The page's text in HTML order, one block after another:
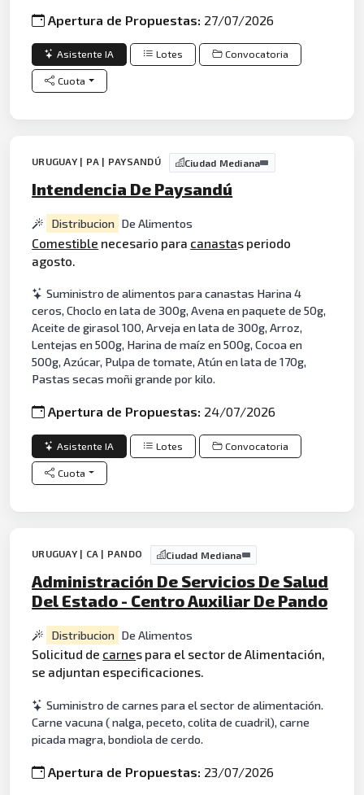
Apertura de Propuestas: 27/07/2026
Asistente IA Lotes Convocatoria
Cuota
URUGUAY | PA | PAYSANDÚ Ciudad Mediana
Intendencia De Paysandú
Distribucion De Alimentos
Comestible necesario para canastas periodo
agosto.
Suministro de alimentos para canastas Harina 4
ceros, Choclo en lata de 300g, Avena en paquete de 50g,
Aceite de girasol 100, Arveja en lata de 300g, Arroz,
Lentejas en 500g, Harina de maíz en 500g, Cocoa en
500g, Azúcar, Pulpa de tomate, Atún en lata de 170g,
Pastas secas moñi grande por kilo.
Apertura de Propuestas: 24/07/2026
Asistente IA Lotes Convocatoria
Cuota
URUGUAY | CA | PANDO Ciudad Mediana
Administración De Servicios De Salud
Del Estado - Centro Auxiliar De Pando
Distribucion De Alimentos
Solicitud de carnes para el sector de Alimentación,
se adjuntan especificaciones.
Suministro de carnes para el sector de alimentación.
Carne vacuna ( nalga, peceto, colita de cuadril), carne
picada magra, bondiola de cerdo.
Apertura de Propuestas: 23/07/2026